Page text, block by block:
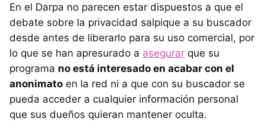
En el Darpa no parecen estar dispuestos a que el
debate sobre la privacidad salpique a su buscador
desde antes de liberarlo para su uso comercial, por
lo que se han apresurado a asegurar que su
programa no está interesado en acabar con el
anonimato en la red ni a que con su buscador se
pueda acceder a cualquier información personal
que sus dueños quieran mantener oculta.